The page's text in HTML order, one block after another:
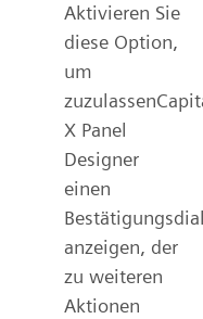
Aktivieren Sie
diese Option,
um
X Panel
Designer
einen
anzeigen, der
zu weiteren
Aktionen